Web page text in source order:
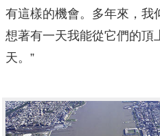
有這樣的機會。多年來，我
想著有一天我能從它們的頂
天。”